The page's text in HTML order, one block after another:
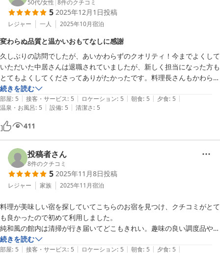
当日のおばあさまの嬉しそうなお姿も、私どもにとって大変印象深
く、心温まるひとときでございました。
ご家族皆さまの思い出に残るご滞在となっておりましたら幸いでご
ざいます。
またのお越しを心よりお待ち申し上げております。
この度はお忙しい中、嬉しいお声をお寄せいただきましてありがと
うございました。
四季の宿みちのく庵
2026-06-28
50代/女性 |8件のクチコミ
5 2025年12月1日投稿
レジャー 一人 2025年10月宿泊
変わらぬ品質と温かいおもてなしに感謝
久しぶりの訪問でしたが、あいかわらずのクオリティ！今までよくして
いただいた中居さんは退職されていましたが、新しく担当になった方も
とてもよくしてくださってありがたかったです。料理長さんもかわられ
ましたが、お料理も美味しくいただきました。何よりお米が美味し
い〜。1人でも泊まることができてゆっくり過ごせました。またお伺い
したいです。
続きを読む
部屋: 5 | 接客・サービス: 5 | ロケーション: 5 | 朝食: 5 | 夕食: 5 |
温泉・お風呂: 5 | 設備: 5 | 清潔さ: 5
411
投稿者さん
8件のクチコミ
5 2025年11月8日投稿
レジャー 家族 2025年11月宿泊
料理が美味しい宿を探していてこちらのお宿を見つけ、クチコミがとて
も良かったので初めて利用しました。
純和風の館内は清掃が行き届いてどこもきれい。趣味の良い調度品やオ
ブジェ、お花などで飾られどこを見てもセンスが良く洗練された雰囲気
でした。
続きを読む
部屋: 5 | 接客・サービス: 5 | ロケーション: 5 | 朝食: 5 | 夕食: 5 |